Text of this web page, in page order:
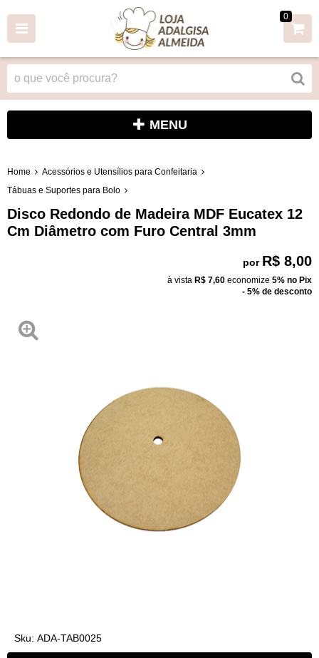
0
MENU
Home
Acessórios e Utensílios para Confeitaria
Tábuas e Suportes para Bolo
Disco Redondo de Madeira MDF Eucatex 12
Cm Diâmetro com Furo Central 3mm
por R$ 8,00
à vista R$ 7,60 economize 5% no Pix
- 5% de desconto
Sku: ADA-TAB0025